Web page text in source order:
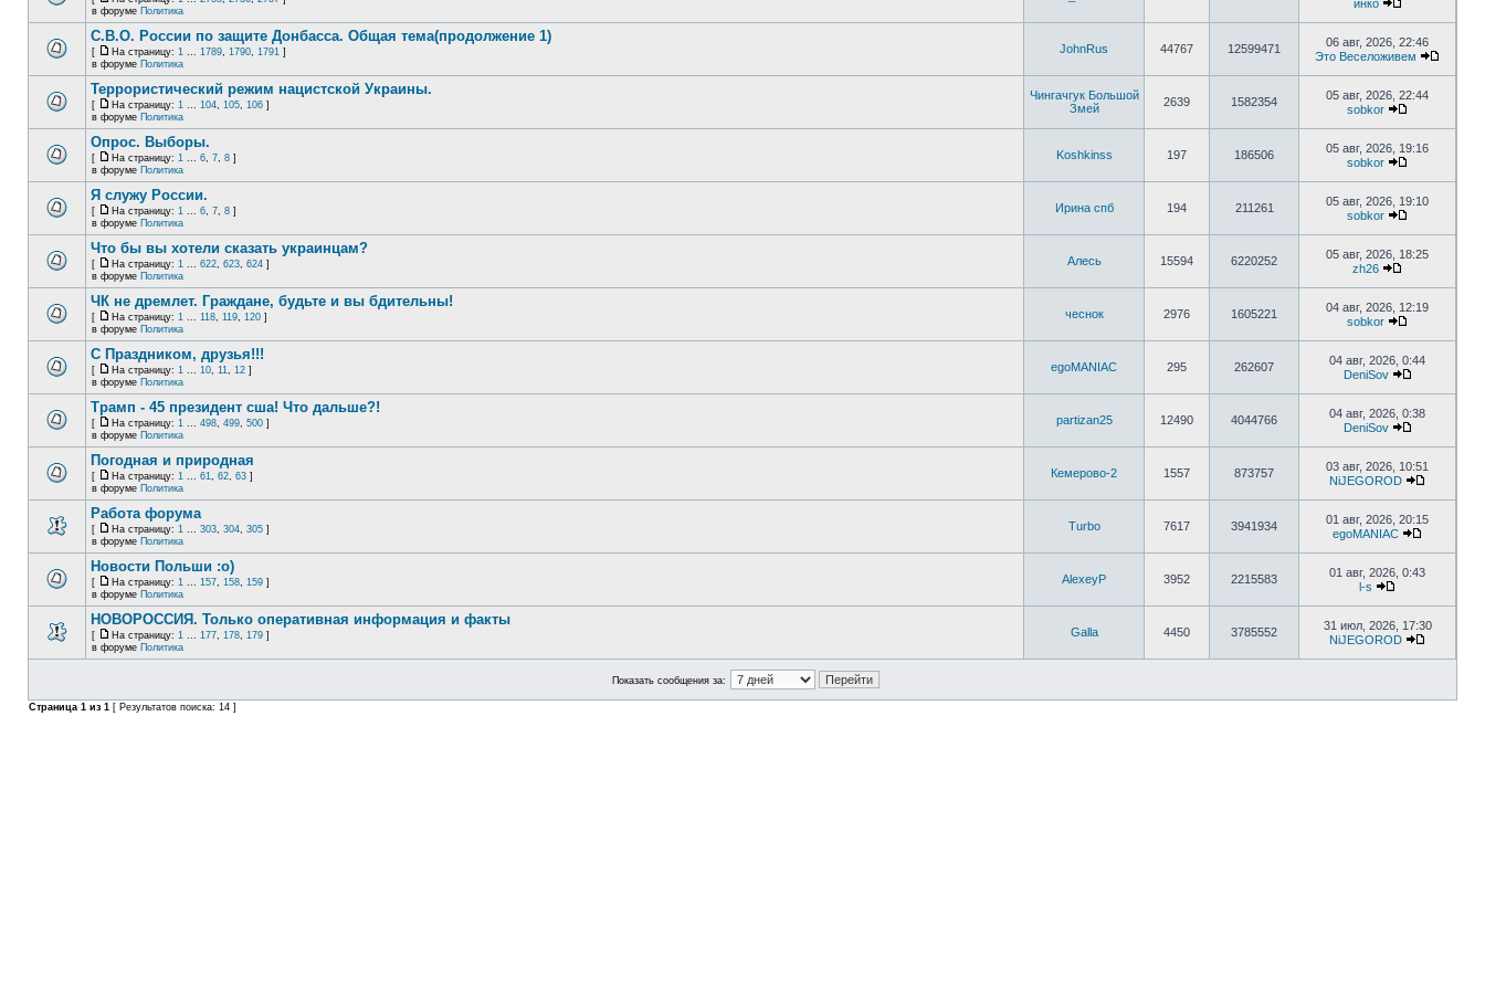
в форуме Политика
инко
С.В.О. России по защите Донбасса. Общая тема(продолжение 1)
[ На страницу: 1 ... 1789, 1790, 1791 ]
в форуме Политика
JohnRus 44767 12599471
06 авг, 2026, 22:46
Это Веселоживем
Террористический режим нацистской Украины.
[ На страницу: 1 ... 104, 105, 106 ]
в форуме Политика
Чингачгук Большой
Змей
2639 1582354
05 авг, 2026, 22:44
sobkor
Опрос. Выборы.
[ На страницу: 1 ... 6, 7, 8 ]
в форуме Политика
Koshkinss 197 186506
05 авг, 2026, 19:16
sobkor
Я служу России.
[ На страницу: 1 ... 6, 7, 8 ]
в форуме Политика
Ирина спб 194 211261
05 авг, 2026, 19:10
sobkor
Что бы вы хотели сказать украинцам?
[ На страницу: 1 ... 622, 623, 624 ]
в форуме Политика
Алесь 15594 6220252
05 авг, 2026, 18:25
zh26
ЧК не дремлет. Граждане, будьте и вы бдительны!
[ На страницу: 1 ... 118, 119, 120 ]
в форуме Политика
чеснок 2976 1605221
04 авг, 2026, 12:19
sobkor
С Праздником, друзья!!!
[ На страницу: 1 ... 10, 11, 12 ]
в форуме Политика
egoMANIAC 295 262607
04 авг, 2026, 0:44
DeniSov
Трамп - 45 президент сша! Что дальше?!
[ На страницу: 1 ... 498, 499, 500 ]
в форуме Политика
partizan25 12490 4044766
04 авг, 2026, 0:38
DeniSov
Погодная и природная
[ На страницу: 1 ... 61, 62, 63 ]
в форуме Политика
Кемерово-2 1557 873757
03 авг, 2026, 10:51
NiJEGOROD
Работа форума
[ На страницу: 1 ... 303, 304, 305 ]
в форуме Политика
Turbo 7617 3941934
01 авг, 2026, 20:15
egoMANIAC
Новости Польши :o)
[ На страницу: 1 ... 157, 158, 159 ]
в форуме Политика
AlexeyP 3952 2215583
01 авг, 2026, 0:43
l-s
НОВОРОССИЯ. Только оперативная информация и факты
[ На страницу: 1 ... 177, 178, 179 ]
в форуме Политика
Galla 4450 3785552
31 июл, 2026, 17:30
NiJEGOROD
Показать сообщения за:
Страница 1 из 1 [ Результатов поиска: 14 ]